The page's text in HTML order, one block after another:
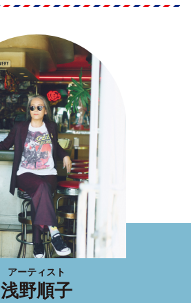
アーティスト
浅野順子